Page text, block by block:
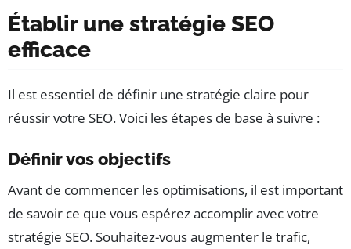
Établir une stratégie SEO
efficace
Il est essentiel de définir une stratégie claire pour
réussir votre SEO. Voici les étapes de base à suivre :
Définir vos objectifs
Avant de commencer les optimisations, il est important
de savoir ce que vous espérez accomplir avec votre
stratégie SEO. Souhaitez-vous augmenter le trafic,